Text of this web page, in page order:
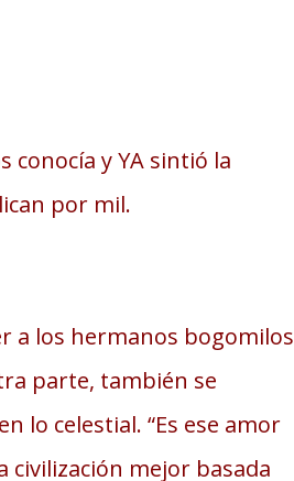
conocía y YA sintió la
por mil.
a los hermanos bogomilos
parte, también se
lo celestial. “Es ese amor
civilización mejor basada